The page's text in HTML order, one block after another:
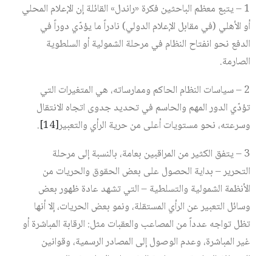
1 – يتبع معظم الباحثين فكرة «راندل» القائلة إن الإعلام المحلي
أو الأهلي (في مقابل الإعلام الدولي) نادراً ما يؤدّي دوراً في
الدفع نحو انفتاح النظام في مرحلة الشمولية أو السلطوية
الصارمة.
2 – سياسات النظام الحاكم وممارساته، هي المتغيرات التي
تؤدّي الدور المهم والحاسم في تحديد جدوى اتجاه الانتقال
وسرعته، نحو مستويات أعلى من حرية الرأي والتعبير‏[14]
.
3 – يتفق الكثير من المراقبين بعامة، بالنسبة إلى مرحلة
التحرير – بداية الحصول على بعض الحقوق والحريات من
الأنظمة الشمولية والتسلطية – التي تشهد عادة ظهور بعض
وسائل التعبير عن الرأي المستقلة، ونمو بعض الحريات، إلا أنها
تظل تواجه عدداً من المصاعب والعقبات مثل: الرقابة المباشرة أو
غير المباشرة، وعدم الوصول إلى المصادر الرسمية، وقوانين